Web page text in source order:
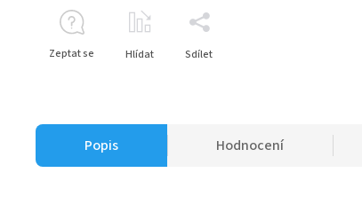
Zeptat se Hlídat Sdílet
Popis Hodnocení